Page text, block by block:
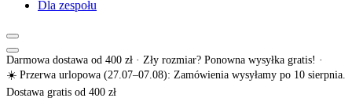
Dla zespołu
Darmowa dostawa od 400 zł · Zły rozmiar? Ponowna wysyłka gratis! ·
☀️ Przerwa urlopowa (27.07–07.08): Zamówienia wysyłamy po 10 sierpnia.
Dostawa gratis od 400 zł